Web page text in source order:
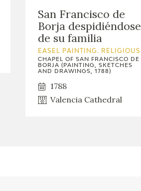
San Francisco de
Borja despidiéndose
de su familia
EASEL PAINTING. RELIGIOUS
CHAPEL OF SAN FRANCISCO DE
BORJA (PAINTING, SKETCHES
AND DRAWINGS, 1788)
1788
Valencia Cathedral